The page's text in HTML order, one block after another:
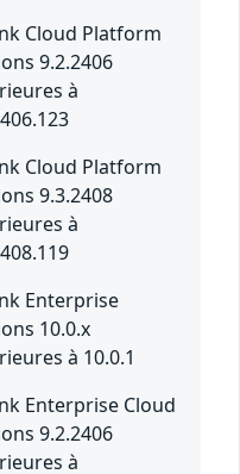
Cloud Platform
9.2.2406
à
Cloud Platform
9.3.2408
à
Enterprise
10.0.x
à 10.0.1
Enterprise Cloud
9.2.2406
à